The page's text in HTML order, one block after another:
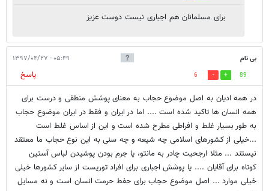
برای مسلمانان هم اجباری نیست دوست عزیز
بی نام ۰۵:۴۹ - ۱۳۹۷/۰۴/۲۷
89
6
پاسخ
در همه ادیان به اصل موضوع حجاب به معنای پوشش منطقی و درست برای
همه انسان ها تاکید شده است .... اما در ایران و فقط در ایران موضوع حجاب
به طور بسیار غلط و افراطی مطرح شده است و این از اساس غلط است
...خیلی از کشورهای اسلامی چه شیعه و چه سنی به این نوع حجاب ما معتقد
نیستند ... مثلا ارجحیت چادر به مانتو، یا جرم بودن پوشیدن لباس آستین
کوتاه برای آقایان .... یا پوشش اجباری برای افراد توریست از سایر کشورها خیلی
خیلی موارد ... اصل موضوع حجاب برای حفط حرمت انسان است و نه مسایل